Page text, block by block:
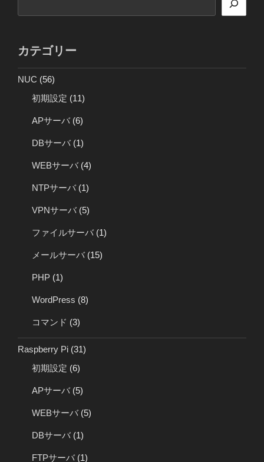
カテゴリー
NUC (56)
初期設定 (11)
APサーバ(6)
DBサーバ(1)
WEBサーバ(4)
NTPサーバ(1)
VPNサーバ(5)
ファイルサーバ(1)
メールサーバ(15)
PHP (1)
WordPress (8)
コマンド (3)
Raspberry Pi (31)
初期設定 (6)
APサーバ(5)
WEBサーバ(5)
DBサーバ(1)
FTPサーバ(1)